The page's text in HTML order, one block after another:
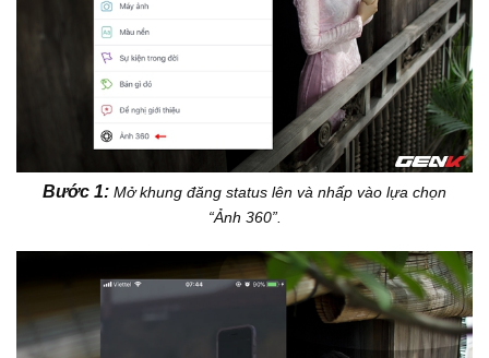
Bước 1: Mở khung đăng status lên và nhấp vào lựa chọn
“Ảnh 360”.